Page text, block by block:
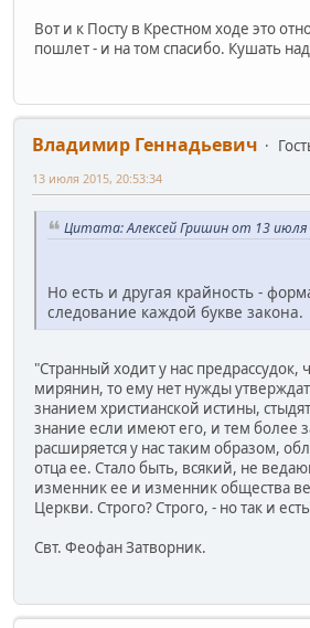
Вот и к Посту в Крестном ходе это
пошлет - и на том спасибо. Кушать
Владимир Геннадьевич
13 июля 2015, 20:53:34
Цитата: Алексей Гришин от 13 июля
Но есть и другая крайность -
следование каждой букве закона.
"Странный ходит у нас предрассудок,
мирянин, то ему нет нужды
знанием христианской истины,
знание если имеют его, и тем более
расширяется у нас таким образом,
отца ее. Стало быть, всякий, не
изменник ее и изменник общества
Церкви. Строго? Строго, - но так и
Свт. Феофан Затворник.